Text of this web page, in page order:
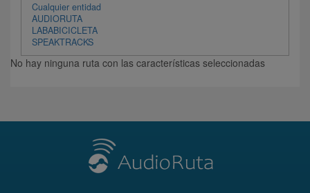
Cualquier entidad
AUDIORUTA
LABABICICLETA
SPEAKTRACKS
No hay ninguna ruta con las características seleccionadas